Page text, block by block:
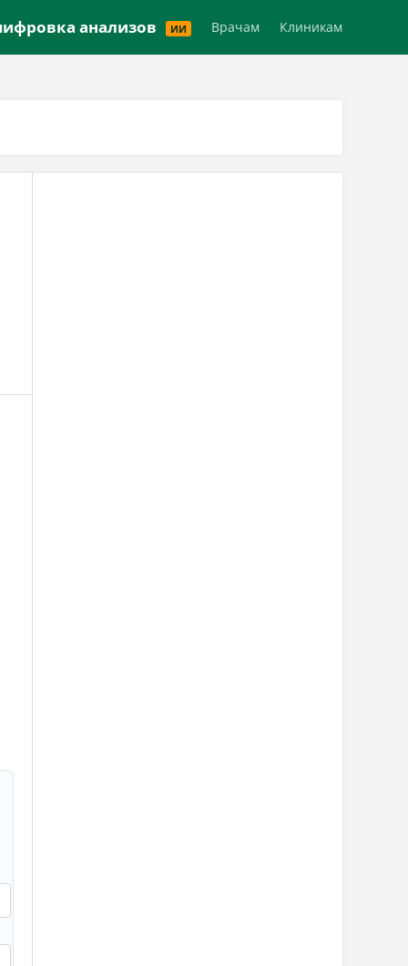
анализов ИИ Врачам Клиникам